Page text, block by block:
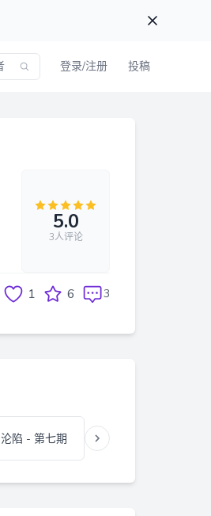
登录/注册 投稿
5.0
3人评论
1 6 3
沦陷 - 第七期 沦陷 - 第八期